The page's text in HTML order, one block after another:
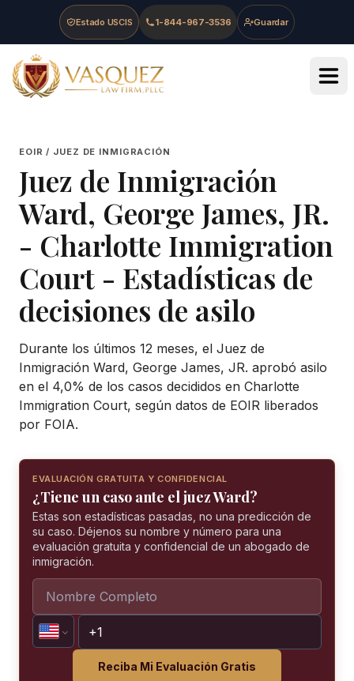
Skip to main content
Skip to navigation
Skip to footer
Estado USCIS 1-844-967-3536 Guardar
Vasquez Law Firm - Home
EOIR / JUEZ DE INMIGRACIÓN
Juez de Inmigración
Ward, George James, JR.
- Charlotte Immigration
Court - Estadísticas de
decisiones de asilo
Durante los últimos 12 meses, el Juez de
Inmigración Ward, George James, JR. aprobó asilo
en el 4,0% de los casos decididos en Charlotte
Immigration Court, según datos de EOIR liberados
por FOIA.
EVALUACIÓN GRATUITA Y CONFIDENCIAL
¿Tiene un caso ante el juez Ward?
Estas son estadísticas pasadas, no una predicción de
su caso. Déjenos su nombre y número para una
evaluación gratuita y confidencial de un abogado de
inmigración.
Reciba Mi Evaluación Gratis